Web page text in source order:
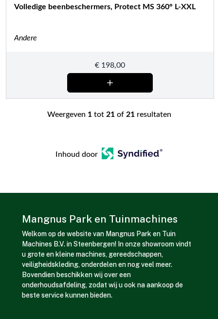
Volledige beenbeschermers, Protect MS 360° L-XXL
Andere
€ 198,00
Weergeven 1tot 21of 21resultaten
Inhoud door
Mangnus Park en Tuinmachines
Welkom op de website van Mangnus Park en Tuin
Machines B.V. in Steenbergen! In onze showroom vindt
u grote en kleine machines, gereedschappen,
veiligheidskleding, onderdelen en nog veel meer.
Bovendien beschikken wij over een
onderhoudsafdeling, zodat wij u ook na aankoop de
beste service kunnen bieden.